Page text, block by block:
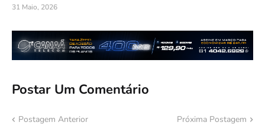
31 Maio, 2026
Postar Um Comentário
Postagem Anterior Próxima Postagem